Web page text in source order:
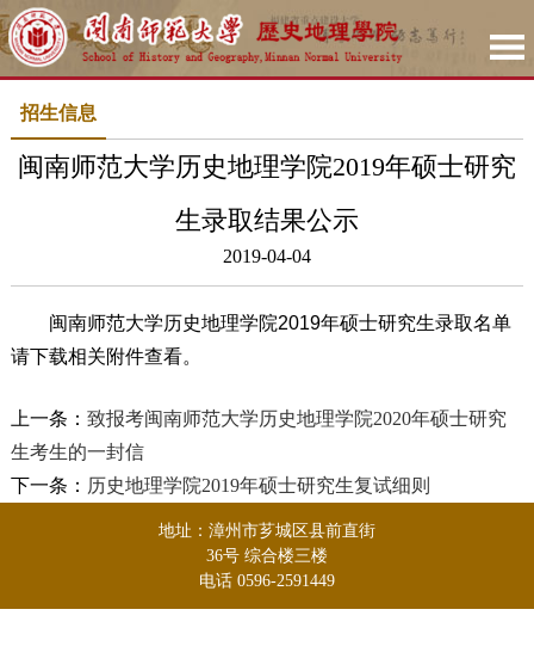
招生信息
闽南师范大学历史地理学院2019年硕士研究
生录取结果公示
2019-04-04
闽南师范大学历史地理学院2019年硕士研究生录取名单
请下载相关附件查看。
上一条： 致报考闽南师范大学历史地理学院2020年硕士研究
生考生的一封信
下一条： 历史地理学院2019年硕士研究生复试细则
地址：漳州市芗城区县前直街
36号 综合楼三楼
电话 0596-2591449